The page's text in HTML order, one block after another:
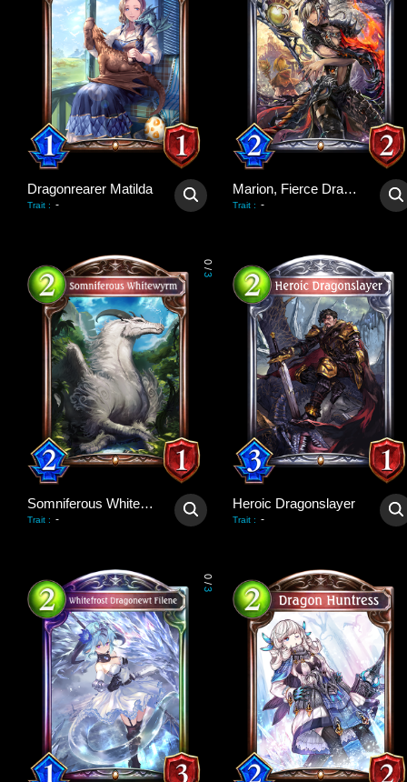
Dragonrearer Matilda
Trait : -
Marion, Fierce Dragonewt
Trait : -
0
/
3
Somniferous Whitewyrm
Trait : -
Heroic Dragonslayer
Trait : -
0
/
3